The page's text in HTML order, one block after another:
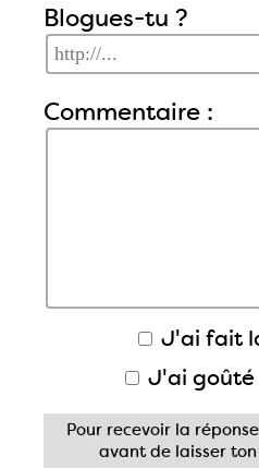
Blogues-tu ?
Commentaire :
J'ai fait
J'ai goûté
Pour recevoir la
avant de laisser